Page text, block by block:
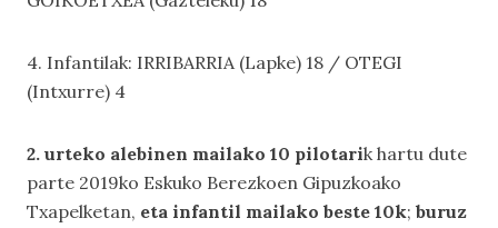
4. Infantilak: IRRIBARRIA (Lapke) 18 / OTEGI
(Intxurre) 4
2. urteko alebinen mailako 10 pilotarik hartu dute
parte 2019ko Eskuko Berezkoen Gipuzkoako
Txapelketan, eta infantil mailako beste 10k; buruz